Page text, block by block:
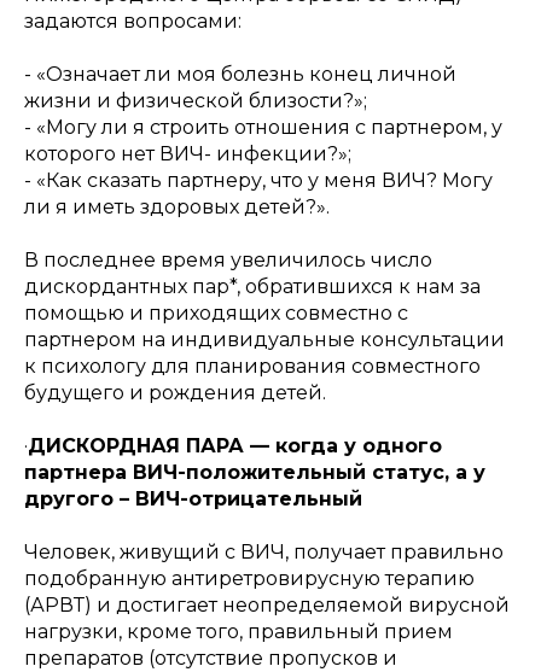
задаются вопросами:
- «Означает ли моя болезнь конец личной
жизни и физической близости?»;
- «Могу ли я строить отношения с партнером, у
которого нет ВИЧ- инфекции?»;
- «Как сказать партнеру, что у меня ВИЧ? Могу
ли я иметь здоровых детей?».
В последнее время увеличилось число
дискордантных пар*, обратившихся к нам за
помощью и приходящих совместно с
партнером на индивидуальные консультации
к психологу для планирования совместного
будущего и рождения детей.
·ДИСКОРДНАЯ ПАРА — когда у одного
партнера ВИЧ-положительный статус, а у
другого – ВИЧ-отрицательный
Человек, живущий с ВИЧ, получает правильно
подобранную антиретровирусную терапию
(АРВТ) и достигает неопределяемой вирусной
нагрузки, кроме того, правильный прием
препаратов (отсутствие пропусков и